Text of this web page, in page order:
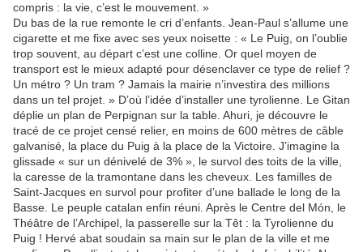
compris : la vie, c’est le mouvement. »
Du bas de la rue remonte le cri d’enfants. Jean-Paul s’allume une
cigarette et me fixe avec ses yeux noisette : « Le Puig, on l’oublie
trop souvent, au départ c’est une colline. Or quel moyen de
transport est le mieux adapté pour désenclaver ce type de relief ?
Un métro ? Un tram ? Jamais la mairie n’investira des millions
dans un tel projet. » D’où l’idée d’installer une tyrolienne. Le Gitan
déplie un plan de Perpignan sur la table. Ahuri, je découvre le
tracé de ce projet censé relier, en moins de 600 mètres de câble
galvanisé, la place du Puig à la place de la Victoire. J’imagine la
glissade « sur un dénivelé de 3% », le survol des toits de la ville,
la caresse de la tramontane dans les cheveux. Les familles de
Saint-Jacques en survol pour profiter d’une ballade le long de la
Basse. Le peuple catalan enfin réuni. Après le Centre del Món, le
Théâtre de l’Archipel, la passerelle sur la Têt : la Tyrolienne du
Puig ! Hervé abat soudain sa main sur le plan de la ville et me